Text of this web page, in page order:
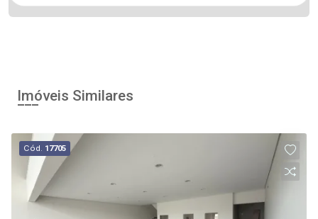
Imóveis Similares
Cód. 17705